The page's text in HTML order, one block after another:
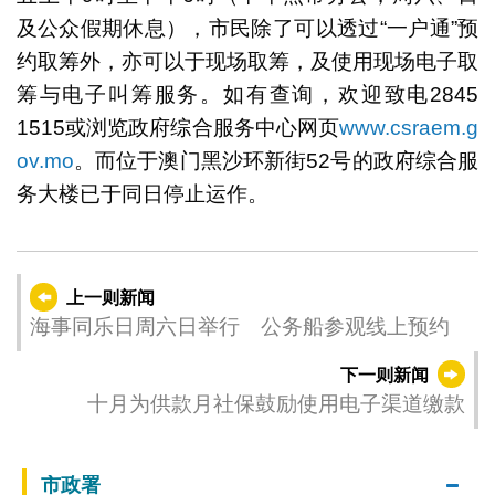
及公众假期休息），市民除了可以透过“一户通”预
约取筹外，亦可以于现场取筹，及使用现场电子取
筹与电子叫筹服务。如有查询，欢迎致电2845
1515或浏览政府综合服务中心网页www.csraem.g
ov.mo。而位于澳门黑沙环新街52号的政府综合服
务大楼已于同日停止运作。
上一则新闻
海事同乐日周六日举行 公务船参观线上预约
下一则新闻
十月为供款月社保鼓励使用电子渠道缴款
市政署